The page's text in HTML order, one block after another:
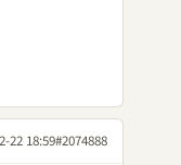
22 18:59#2074888